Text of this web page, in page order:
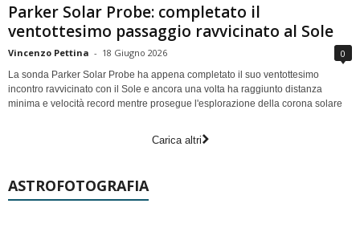
Parker Solar Probe: completato il
ventottesimo passaggio ravvicinato al Sole
Vincenzo Pettina - 18 Giugno 2026 0
La sonda Parker Solar Probe ha appena completato il suo ventottesimo
incontro ravvicinato con il Sole e ancora una volta ha raggiunto distanza
minima e velocità record mentre prosegue l'esplorazione della corona solare
Carica altri
ASTROFOTOGRAFIA